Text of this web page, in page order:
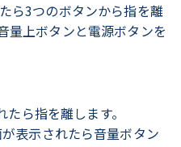
ら3つのボタンから指を離
量上ボタンと電源ボタンを
ら指を離します。
表示されたら音量ボタン